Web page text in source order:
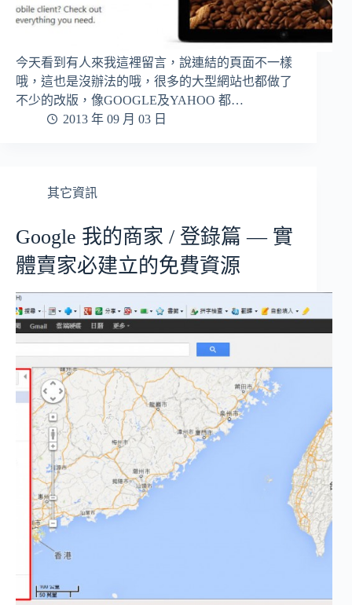
今天看到有人來我這裡留言，說連結的頁面不一樣
哦，這也是沒辦法的哦，很多的大型網站也都做了
不少的改版，像GOOGLE及YAHOO 都…
2013 年 09 月 03 日
其它資訊
Google 我的商家 / 登錄篇 — 實
體賣家必建立的免費資源